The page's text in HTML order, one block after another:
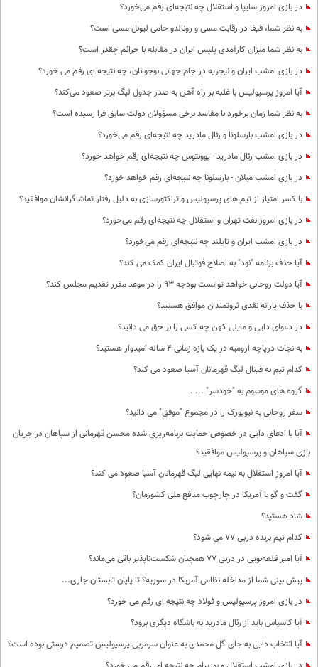
در بازی امروز سایپا و استقلال چه نتیجه‌ای رقم می‌خورد؟
به نظر شما، فیفا در رقابت مسی و رونالدو حامی لیونل مسی است؟
به نظر شما میزان کارآمدی پلیس ایران در مقابله با جرائم چقدر است؟
در بازی امشب ایران و نیجریه در جام جهانی نوجوانان، چه نتیجه ای رقم می خورد؟
آیا امروز پرسپولیس با غلبه بر راه آهن به صدر جدول لیگ برتر صعود می‌کند؟
به نظر شما زمان برخورد با مفاسد برخی مسؤولان دولت سابق فرا رسیده است؟
در بازی امشب بارسلونا و رئال مادرید چه نتیجه‌ای رقم می‌خورد؟
در بازی امشب رئال مادرید - یوونتوس چه نتیجه‌ای رقم خواهد خورد؟
در بازی امشب میلان - بارسلونا چه نتیجه‌ای رقم خواهد خورد؟
با کسر امتیاز از تیم های پرسپولیس و تراکتورسازی به دلیل رفتار تماشاگرانشان موافقید؟
در بازی امروز نفت تهران و استقلال چه نتیجه‌ای رقم می‌خورد؟
در بازی امشب ایران و تایلند چه نتیجه‌ای رقم می‌خورد؟
آیا حذف برنامه "نود" به اصلاح فوتبال ایران کمک می کند؟
آیا دولت روحانی خواهد توانست بودجه 93 را در موعد مقرر تقدیم مجلس کند؟
با حذف یارانه نقدی ثروتمندان موافق هستید؟
در دعوای دایی و مایلی کهن چه کسی را بر حق می دانید؟
به نجات دریاچه ارومیه در یک بازه زمانی 4 ساله امیدوار هستید؟
کدام تیم به فینال لیگ قهرمانان آسیا صعود می کند؟
گروه های موسوم به "خودسر" ... .
سفر روحانی به نیویورک را در مجموع "موفق" می دانید؟
آیا با ادعای دایی در خصوص حمایت برنامه‌ریزی شده محسن قهرمانی از سپاهان در جریان
بازی سپاهان و پرسپولیس موافقید؟
آیا امروز استقلال به نیمه نهایی لیگ قهرمانان آسیا صعود می کند؟
گفت و گو با آمریکا در چارچوب منافع ملی کشورمان؟
شاد هستید؟
کدام تیم برنده دربی 77 می شود؟
آیا امیر قلعه‌نویی در دربی 77 همچنان شکست‌ناپذیر باقی می‌ماند؟
پیش بینی شما از مداخله نظامی آمریکا در سوریه؟ تا پایان تابستان جاری...
در بازی امروز پرسپولیس و فولاد چه نتیجه ای رقم می خورد؟
آیا کاسیاس باید از رئال مادرید به باشگاه دیگری برود؟
آیا انتخاب دایی به جای گل محمدی به عنوان سرمربی پرسپولیس تصمیم درستی بوده است؟